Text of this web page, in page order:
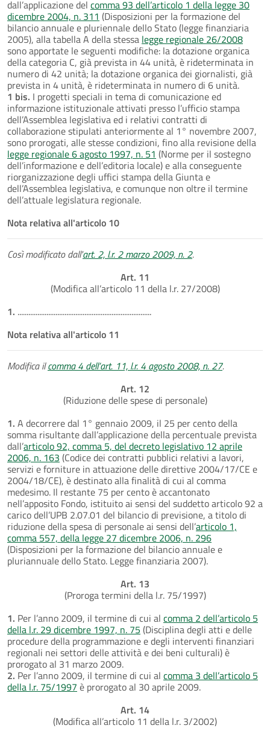
dall’applicazione del comma 93 dell’articolo 1 della legge 30
dicembre 2004, n. 311 (Disposizioni per la formazione del
bilancio annuale e pluriennale dello Stato (legge finanziaria
2005), alla tabella A della stessa legge regionale 26/2008
sono apportate le seguenti modifiche: la dotazione organica
della categoria C, già prevista in 44 unità, è rideterminata in
numero di 42 unità; la dotazione organica dei giornalisti, già
prevista in 4 unità, è rideterminata in numero di 6 unità.
1 bis. I progetti speciali in tema di comunicazione ed
informazione istituzionale attivati presso l’ufficio stampa
dell’Assemblea legislativa ed i relativi contratti di
collaborazione stipulati anteriormente al 1° novembre 2007,
sono prorogati, alle stesse condizioni, fino alla revisione della
legge regionale 6 agosto 1997, n. 51 (Norme per il sostegno
dell’informazione e dell’editoria locale) e alla conseguente
riorganizzazione degli uffici stampa della Giunta e
dell’Assemblea legislativa, e comunque non oltre il termine
dell’attuale legislatura regionale.
Nota relativa all'articolo 10
Così modificato dall'art. 2, l.r. 2 marzo 2009, n. 2.
Art. 11
(Modifica all’articolo 11 della l.r. 27/2008)
1. ..........................................................................
Nota relativa all'articolo 11
Modifica ilcomma 4 dell’art. 11, l.r. 4 agosto 2008, n. 27.
Art. 12
(Riduzione delle spese di personale)
1. A decorrere dal 1° gennaio 2009, il 25 per cento della
somma risultante dall’applicazione della percentuale prevista
dall’articolo 92, comma 5, del decreto legislativo 12 aprile
2006, n. 163 (Codice dei contratti pubblici relativi a lavori,
servizi e forniture in attuazione delle direttive 2004/17/CE e
2004/18/CE), è destinato alla finalità di cui al comma
medesimo. Il restante 75 per cento è accantonato
nell’apposito Fondo, istituito ai sensi del suddetto articolo 92 a
carico dell’UPB 2.07.01 del bilancio di previsione, a titolo di
riduzione della spesa di personale ai sensi dell’articolo 1,
comma 557, della legge 27 dicembre 2006, n. 296
(Disposizioni per la formazione del bilancio annuale e
pluriannuale dello Stato. Legge finanziaria 2007).
Art. 13
(Proroga termini della l.r. 75/1997)
1. Per l’anno 2009, il termine di cui al comma 2 dell’articolo 5
della l.r. 29 dicembre 1997, n. 75 (Disciplina degli atti e delle
procedure della programmazione e degli interventi finanziari
regionali nei settori delle attività e dei beni culturali) è
prorogato al 31 marzo 2009.
2. Per l’anno 2009, il termine di cui al comma 3 dell’articolo 5
della l.r. 75/1997 è prorogato al 30 aprile 2009.
Art. 14
(Modifica all’articolo 11 della l.r. 3/2002)